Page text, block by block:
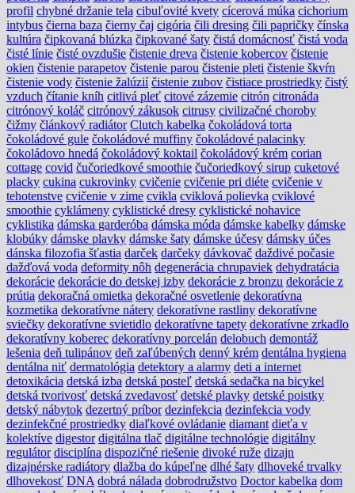
profil chybné držanie tela cibuľovité kvety cícerová múka cichorium
intybus čierna baza čierny čaj cigória čili dresing čili papričky čínska
kultúra čipkovaná blúzka čipkované šaty čistá domácnosť čistá voda
čisté línie čisté ovzdušie čistenie dreva čistenie kobercov čistenie
okien čistenie parapetov čistenie parou čistenie pleti čistenie škvŕn
čistenie vody čistenie žalúzií čistenie zubov čistiace prostriedky čistý
vzduch čítanie kníh citlivá pleť citové zázemie citrón citronáda
citrónový koláč citrónový zákusok citrusy civilizačné choroby
čižmy článkový radiátor Clutch kabelka čokoládová torta
čokoládové gule čokoládové muffiny čokoládové palacinky
čokoládovo hnedá čokoládový koktail čokoládový krém corian
cottage covid čučoriedkové smoothie čučoriedkový sirup cuketové
placky cukina cukrovinky cvičenie cvičenie pri diéte cvičenie v
tehotenstve cvičenie v zime cvikla cviklová polievka cviklové
smoothie cyklámeny cyklistické dresy cyklistické nohavice
cyklistika dámska garderóba dámska móda dámske kabelky dámske
klobúky dámske plavky dámske šaty dámske účesy dámsky účes
dánska filozofia šťastia darček darčeky dávkovač daždivé počasie
dažďová voda deformity nôh degenerácia chrupaviek dehydratácia
dekorácie dekorácie do detskej izby dekorácie z bronzu dekorácie z
prútia dekoračná omietka dekoračné osvetlenie dekoratívna
kozmetika dekoratívne nátery dekoratívne rastliny dekoratívne
sviečky dekoratívne svietidlo dekoratívne tapety dekoratívne zrkadlo
dekoratívny koberec dekoratívny porcelán delobuch demontáž
lešenia deň tulipánov deň zaľúbených denný krém dentálna hygiena
dentálna niť dermatológia detektory a alarmy deti a internet
detoxikácia detská izba detská posteľ detská sedačka na bicykel
detská tvorivosť detská zvedavosť detské plavky detské poistky
detský nábytok dezertný príbor dezinfekcia dezinfekcia vody
dezinfekčné prostriedky diaľkové ovládanie diamant dieťa v
kolektíve digestor digitálna tlač digitálne technológie digitálny
regulátor disciplína dispozičné riešenie divoké ruže dizajn
dizajnérske radiátory dlažba do kúpeľne dlhé šaty dlhoveké trvalky
dlhovekosť DNA dobrá nálada dobrodružstvo Doctor kabelka dom